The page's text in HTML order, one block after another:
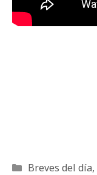
Categorías
Breves del día,